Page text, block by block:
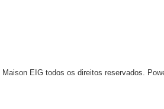
EIG todos os direitos reservados.